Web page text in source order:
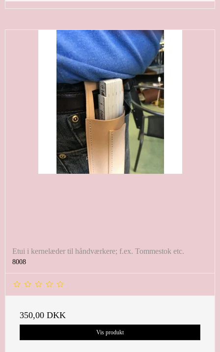
Etui i kernelæder til håndværkere; f.ex. Tommestok etc.
8008
350,00 DKK
Vis produkt